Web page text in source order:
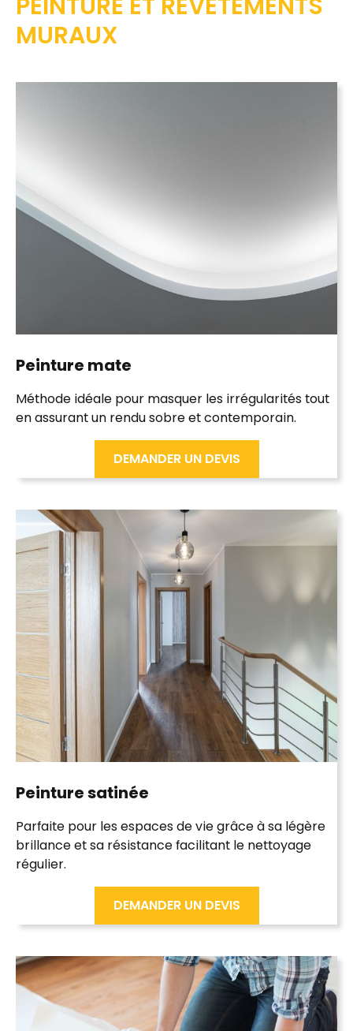
MURAUX
Peinture mate
Méthode idéale pour masquer les irrégularités tout
en assurant un rendu sobre et contemporain.
DEMANDER UN DEVIS
Peinturesatinée
Parfaite pour lesespaces de viegrâce à sa légère
brillance et sa résistance facilitant le nettoyage
régulier.
DEMANDER UN DEVIS